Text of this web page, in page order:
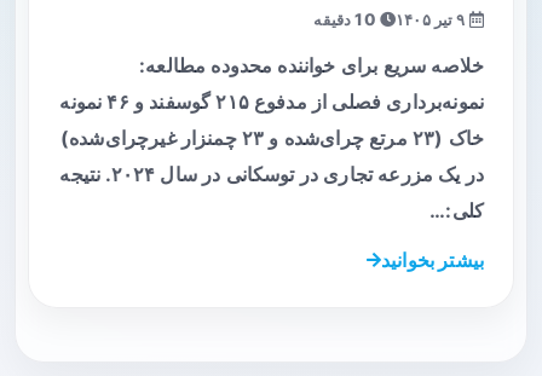
خلاصه سریع برای خواننده محدوده مطالعه:
نمونه‌برداری فصلی از مدفوع ۲۱۵ گوسفند و ۴۶ نمونه
خاک (۲۳ مرتع چرای‌شده و ۲۳ چمنزار غیرچرای‌شده)
در یک مزرعه تجاری در توسکانی در سال ۲۰۲۴. نتیجه
کلی:…
بیشتر بخوانید